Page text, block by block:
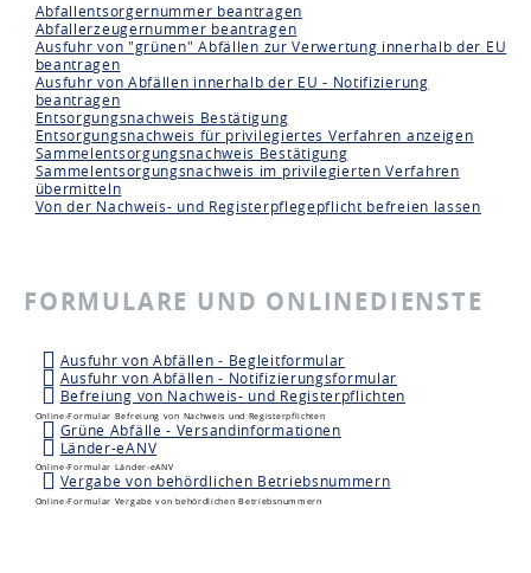
Abfallentsorgernummer beantragen
Abfallerzeugernummer beantragen
Ausfuhr von "grünen" Abfällen zur Verwertung innerhalb der EU
beantragen
Ausfuhr von Abfällen innerhalb der EU - Notifizierung
beantragen
Entsorgungsnachweis Bestätigung
Entsorgungsnachweis für privilegiertes Verfahren anzeigen
Sammelentsorgungsnachweis Bestätigung
Sammelentsorgungsnachweis im privilegierten Verfahren
übermitteln
Von der Nachweis- und Registerpflegepflicht befreien lassen
FORMULARE UND ONLINEDIENSTE
Ausfuhr von Abfällen - Begleitformular
Ausfuhr von Abfällen - Notifizierungsformular
Befreiung von Nachweis- und Registerpflichten
Online-Formular Befreiung von Nachweis und Registerpflichten
Grüne Abfälle - Versandinformationen
Länder-eANV
Online-Formular Länder-eANV
Vergabe von behördlichen Betriebsnummern
Online-Formular Vergabe von behördlichen Betriebsnummern